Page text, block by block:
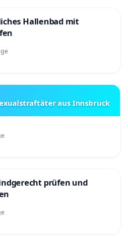
Hallenbad mit
aus Innsbruck
prüfen und